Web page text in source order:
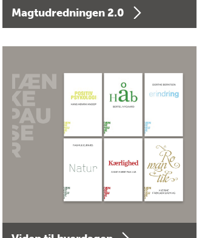
Magtudredningen 2.0